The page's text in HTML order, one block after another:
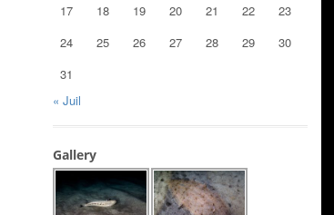
17
18 19 20 21 22
23
24
25 26 27 28 29
30
31
« Juil
Gallery